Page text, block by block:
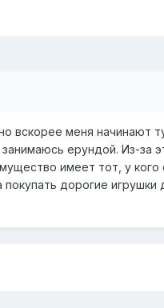
меня начинают
ерундой. Из-за
имеет тот, у кого
дорогие